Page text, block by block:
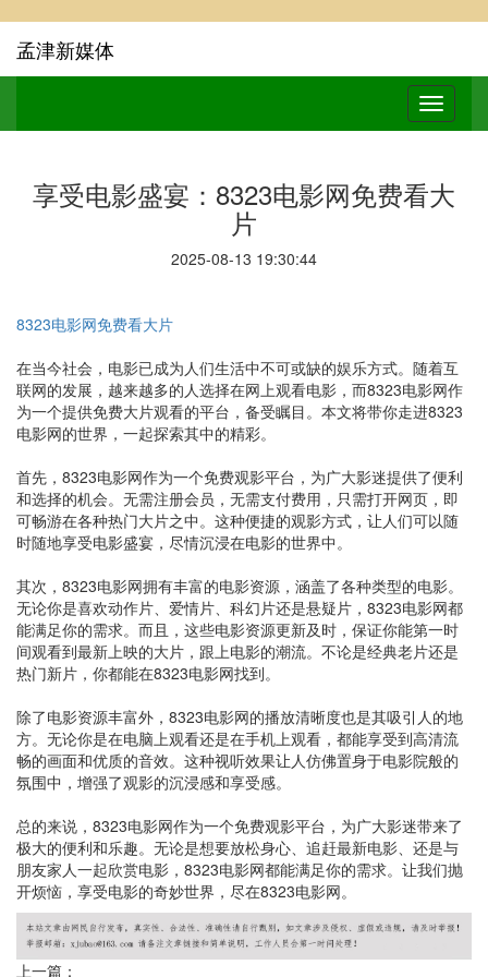
孟津新媒体
享受电影盛宴：8323电影网免费看大
片
2025-08-13 19:30:44
8323电影网免费看大片
在当今社会，电影已成为人们生活中不可或缺的娱乐方式。随着互
联网的发展，越来越多的人选择在网上观看电影，而8323电影网作
为一个提供免费大片观看的平台，备受瞩目。本文将带你走进8323
电影网的世界，一起探索其中的精彩。
首先，8323电影网作为一个免费观影平台，为广大影迷提供了便利
和选择的机会。无需注册会员，无需支付费用，只需打开网页，即
可畅游在各种热门大片之中。这种便捷的观影方式，让人们可以随
时随地享受电影盛宴，尽情沉浸在电影的世界中。
其次，8323电影网拥有丰富的电影资源，涵盖了各种类型的电影。
无论你是喜欢动作片、爱情片、科幻片还是悬疑片，8323电影网都
能满足你的需求。而且，这些电影资源更新及时，保证你能第一时
间观看到最新上映的大片，跟上电影的潮流。不论是经典老片还是
热门新片，你都能在8323电影网找到。
除了电影资源丰富外，8323电影网的播放清晰度也是其吸引人的地
方。无论你是在电脑上观看还是在手机上观看，都能享受到高清流
畅的画面和优质的音效。这种视听效果让人仿佛置身于电影院般的
氛围中，增强了观影的沉浸感和享受感。
总的来说，8323电影网作为一个免费观影平台，为广大影迷带来了
极大的便利和乐趣。无论是想要放松身心、追赶最新电影、还是与
朋友家人一起欣赏电影，8323电影网都能满足你的需求。让我们抛
开烦恼，享受电影的奇妙世界，尽在8323电影网。
上一篇：